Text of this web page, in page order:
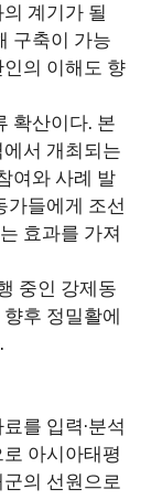
계기가 될
구축이 가능
의 이해도 향
확산이다. 본
서 개최되는
여와 사례 발
가들에게 조선
효과를 가져
중인 강제동
후 정밀활에
를 입력·분석
아시아태평
의 선원으로